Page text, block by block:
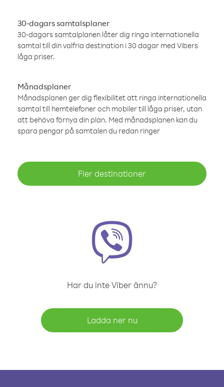
30-dagars samtalsplaner
30-dagars samtalplanen låter dig ringa internationella
samtal till din valfria destination i 30 dagar med Vibers
låga priser.
Månadsplaner
Månadsplanen ger dig flexibilitet att ringa internationella
samtal till hemtelefoner och mobiler till låga priser, utan
att behöva förnya din plan. Med månadsplanen kan du
spara pengar på samtalen du redan ringer
Fler destinationer
Har du inte Viber ännu?
Ladda ner nu